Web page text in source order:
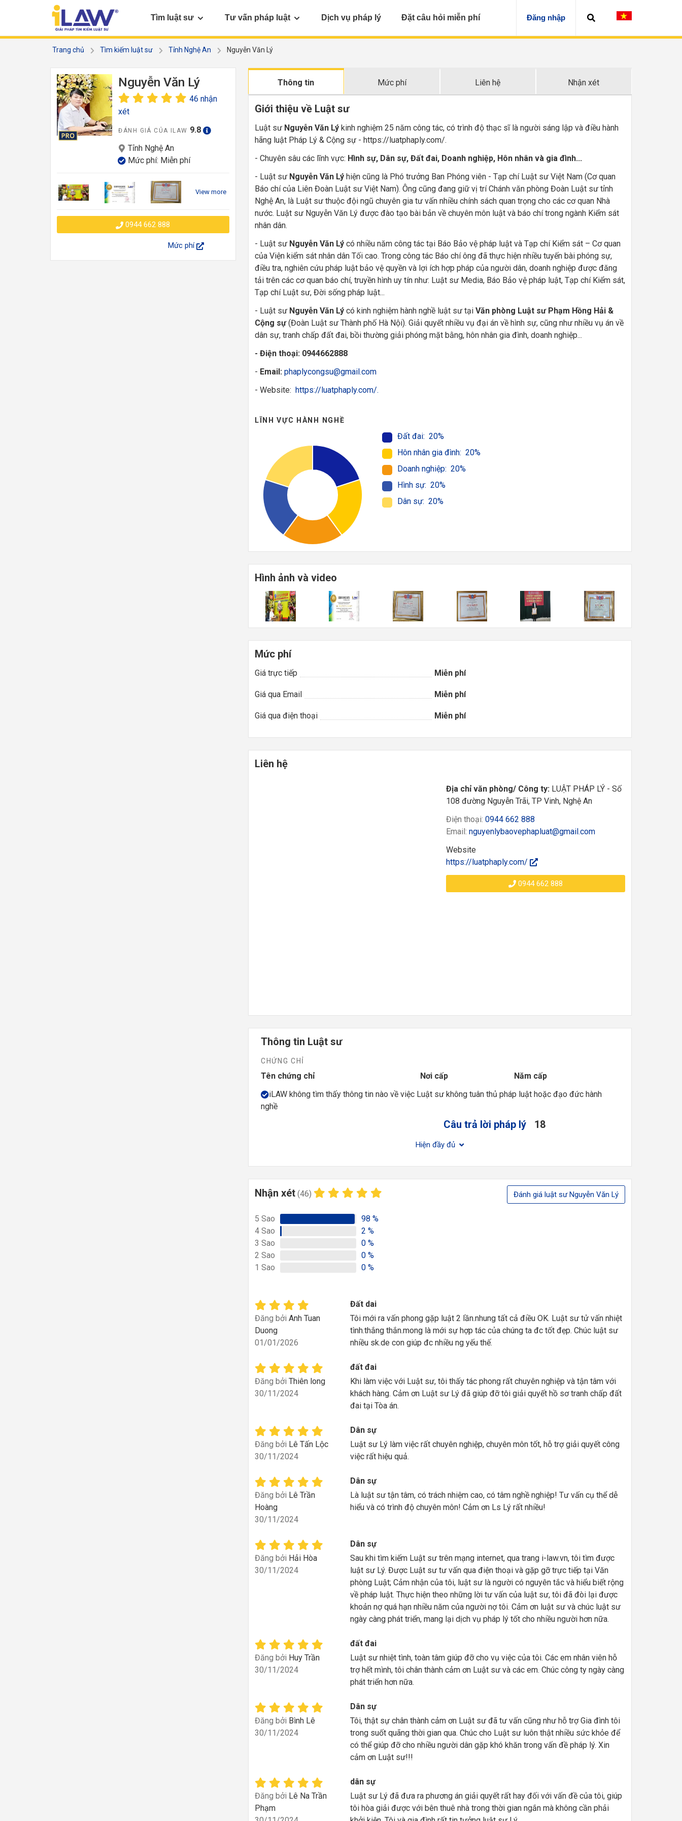
Tìm luật sư Tư vấn pháp luật Dịch vụ pháp lý Đặt câu hỏi miễn phí Đăng nhập
Trang chủ Tìm kiếm luật sư Tỉnh Nghệ An Nguyễn Văn Lý
Nguyễn Văn Lý
46 nhận
xét
ĐÁNH GIÁ CỦA ILAW 9.8
Tỉnh Nghệ An
Mức phí: Miễn phí
View more
0944 662 888
Mức phí
Thông tin Mức phí Liên hệ Nhận xét
Giới thiệu về Luật sư
Luật sư Nguyễn Văn Lý kinh nghiệm 25 năm công tác, có trình độ thạc sĩ là người sáng lập và điều hành
hãng luật Pháp Lý & Cộng sự - https://luatphaply.com/.
- Chuyên sâu các lĩnh vực: Hình sự, Dân sự, Đất đai, Doanh nghiệp, Hôn nhân và gia đình...
- Luật sư Nguyễn Văn Lýhiện cũng là Phó trưởng Ban Phóng viên - Tạp chí Luật sư Việt Nam (Cơ quan
Báo chí của Liên Đoàn Luật sư Việt Nam). Ông cũng đang giữ vị trí Chánh văn phòng Đoàn Luật sư tỉnh
Nghệ An, là Luật sư thuộc đội ngũ chuyên gia tư vấn nhiều chính sách quan trọng cho các cơ quan Nhà
nước. Luật sư Nguyễn Văn Lý được đào tạo bài bản về chuyên môn luật và báo chí trong ngành Kiểm sát
nhân dân.
- Luật sư Nguyễn Văn Lý có nhiều năm công tác tại Báo Bảo vệ pháp luật và Tạp chí Kiểm sát – Cơ quan
của Viện kiểm sát nhân dân Tối cao. Trong công tác Báo chí ông đã thực hiện nhiều tuyến bài phóng sự,
điều tra, nghiên cứu pháp luật bảo vệ quyền và lợi ích hợp pháp của người dân, doanh nghiệp được đăng
tải trên các cơ quan báo chí, truyền hình uy tín như: Luật sư Media, Báo Bảo vệ pháp luật, Tạp chí Kiểm sát,
Tạp chí Luật sư, Đời sống pháp luật...
- Luật sư Nguyễn Văn Lýcó kinh nghiệm hành nghề luật sư tại Văn phòng Luật sư Phạm Hồng Hải &
Cộng sự(Đoàn Luật sư Thành phố Hà Nội). Giải quyết nhiều vụ đại án về hình sự, cũng như nhiều vụ án về
dân sự, tranh chấp đất đai, bồi thường giải phóng mặt bằng, hôn nhân gia đình, doanh nghiệp...
- Điện thoại: 0944662888
- Email: phaplycongsu@gmail.com
- Website: https://luatphaply.com/.
LĨNH VỰC HÀNH NGHỀ
Đất đai: 20%
Hôn nhân gia đình: 20%
Doanh nghiệp: 20%
Hình sự: 20%
Dân sự: 20%
Hình ảnh và video
Mức phí
Giá trực tiếp Miễn phí
Giá qua Email Miễn phí
Giá qua điện thoại Miễn phí
Liên hệ
Địa chỉ văn phòng/ Công ty: LUẬT PHÁP LÝ - Số
108 đường Nguyễn Trãi, TP Vinh, Nghệ An
Điện thoại: 0944 662 888
Email: nguyenlybaovephapluat@gmail.com
Website
https://luatphaply.com/
0944 662 888
Thông tin Luật sư
CHỨNG CHỈ
Tên chứng chỉ Nơi cấp
Năm cấp
iLAW không tìm thấy thông tin nào về việc Luật sư không tuân thủ pháp luật hoặc đạo đức hành
nghề
Câu trả lời pháp lý 18
Hiện đầy đủ
Đánh giá luật sư Nguyễn Văn Lý
Nhận xét (46)
5 Sao 98 %
4 Sao 2 %
3 Sao 0 %
2 Sao 0 %
1 Sao 0 %
Đất dai
Đăng bởi Anh Tuan
Duong
01/01/2026
Tôi mới ra vấn phong gặp luật 2 lần.nhung tất cả điều OK. Luật sư tử vấn nhiệt
tình.thắng thắn.mong là mới sự hợp tác của chúng ta đc tốt đẹp. Chúc luật sư
nhiều sk.de con giúp đc nhiều ng yếu thế.
đất đai
Đăng bởi Thiên long
30/11/2024
Khi làm việc với Luật sư, tôi thấy tác phong rất chuyên nghiệp và tận tâm với
khách hàng. Cảm ơn Luật sư Lý đã giúp đỡ tôi giải quyết hồ sơ tranh chấp đất
đai tại Tòa án.
Dân sự
Đăng bởi Lê Tấn Lộc
30/11/2024
Luật sư Lý làm việc rất chuyên nghiệp, chuyên môn tốt, hỗ trợ giải quyết công
việc rất hiệu quả.
Dân sự
Đăng bởi Lê Trần
Hoàng
30/11/2024
Là luật sư tận tâm, có trách nhiệm cao, có tâm nghề nghiệp! Tư vấn cụ thể dễ
hiểu và có trình độ chuyên môn! Cảm ơn Ls Lý rất nhiều!
Dân sự
Đăng bởi Hải Hòa
30/11/2024
Sau khi tìm kiếm Luật sư trên mạng internet, qua trang i-law.vn, tôi tìm được
luật sư Lý. Được Luật sư tư vấn qua điện thoại và gặp gỡ trực tiếp tại Văn
phòng Luật; Cảm nhận của tôi, luật sư là người có nguyên tắc và hiểu biết rộng
về pháp luật. Thực hiện theo những lời tư vấn của luật sư, tôi đã đòi lại được
khoản nợ quá hạn nhiều năm của người nợ tôi. Cảm ơn luật sư và chúc luật sư
ngày càng phát triển, mang lại dịch vụ pháp lý tốt cho nhiều người hơn nữa.
đất đai
Đăng bởi Huy Trần
30/11/2024
Luật sư nhiệt tình, toàn tâm giúp đỡ cho vụ việc của tôi. Các em nhân viên hỗ
trợ hết mình, tôi chân thành cảm ơn Luật sư và các em. Chúc công ty ngày càng
phát triển hơn nữa.
Dân sự
Đăng bởi Bình Lê
30/11/2024
Tôi, thật sự chân thành cảm ơn Luật sư đã tư vấn cũng như hỗ trợ Gia đình tôi
trong suốt quãng thời gian qua. Chúc cho Luật sư luôn thật nhiều sức khỏe để
có thể giúp đỡ cho nhiều người dân gặp khó khăn trong vấn đề pháp lý. Xin
cảm ơn Luật sư!!!
dân sự
Đăng bởi Lê Na Trần
Phạm
Luật sư Lý đã đưa ra phương án giải quyết rất hay đối với vấn đề của tôi, giúp
tôi hòa giải được với bên thuê nhà trong thời gian ngắn mà không cần phải